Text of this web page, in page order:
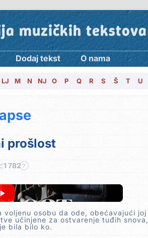
muzičkih tekstova
Dodaj tekst O nama
LJ M N NJ O P Q R S Š T U
prošlost
1 782 ?
voljenu osobu da ode, obećavajući joj
učinjene za ostvarenje tuđih snova,
bila bilo ko.